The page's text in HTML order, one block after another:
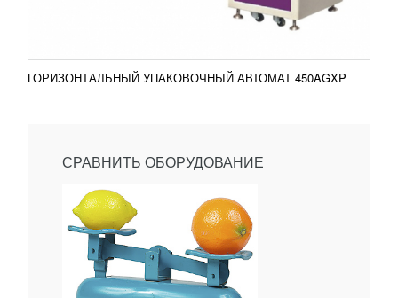
ГОРИЗОНТАЛЬНЫЙ УПАКОВОЧНЫЙ АВТОМАТ 450AGXP
СРАВНИТЬ ОБОРУДОВАНИЕ